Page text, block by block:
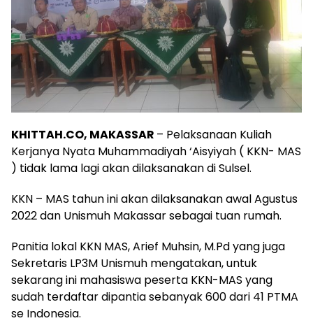
KHITTAH.CO, MAKASSAR – Pelaksanaan Kuliah
Kerjanya Nyata Muhammadiyah ‘Aisyiyah ( KKN- MAS
) tidak lama lagi akan dilaksanakan di Sulsel.
KKN – MAS tahun ini akan dilaksanakan awal Agustus
2022 dan Unismuh Makassar sebagai tuan rumah.
Panitia lokal KKN MAS, Arief Muhsin, M.Pd yang juga
Sekretaris LP3M Unismuh mengatakan, untuk
sekarang ini mahasiswa peserta KKN-MAS yang
sudah terdaftar dipantia sebanyak 600 dari 41 PTMA
se Indonesia.